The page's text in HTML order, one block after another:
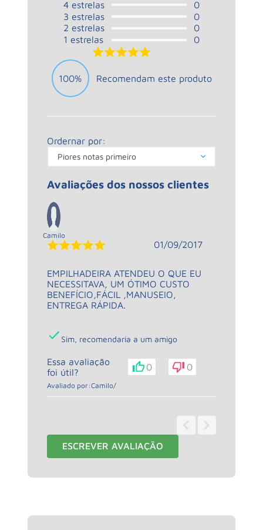
4 estrelas
3 estrelas
2 estrelas
1 estrelas
0
0
0
0
100% Recomendam este produto
Ordernar por:
Piores notas primeiro
Avaliações dos nossos clientes
Camilo
01/09/2017
EMPILHADEIRA ATENDEU O QUE EU
NECESSITAVA, UM ÓTIMO CUSTO
BENEFÍCIO,FÁCIL ,MANUSEIO,
ENTREGA RÁPIDA.
Sim, recomendaria a um amigo
Essa avaliação
foi útil?
0 0
Avaliado por:Camilo/
ESCREVER AVALIAÇÃO